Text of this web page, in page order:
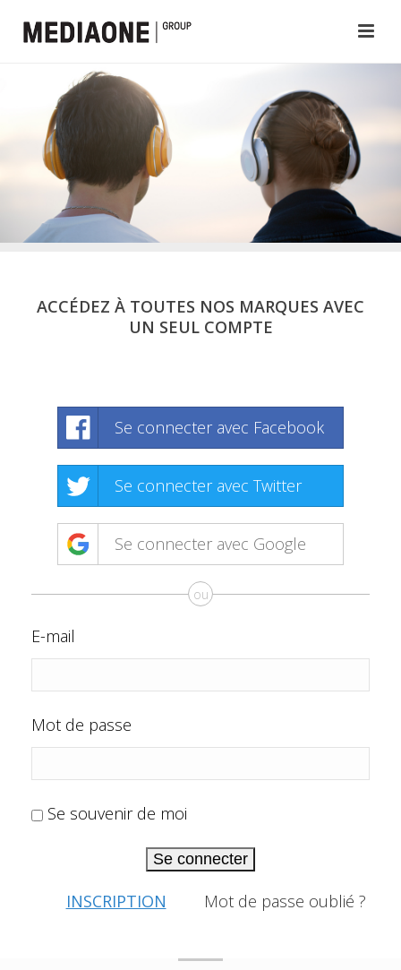
ACCÉDEZ À TOUTES NOS MARQUES AVEC
UN SEUL COMPTE
Se connecter avec Facebook
Se connecter avec Twitter
Se connecter avec Google
ou
E-mail
Mot de passe
Se souvenir de moi
Se connecter
INSCRIPTION Mot de passe oublié ?